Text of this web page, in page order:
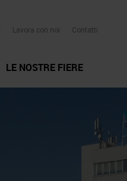
Lavora con noi Contatti
LE NOSTRE FIERE